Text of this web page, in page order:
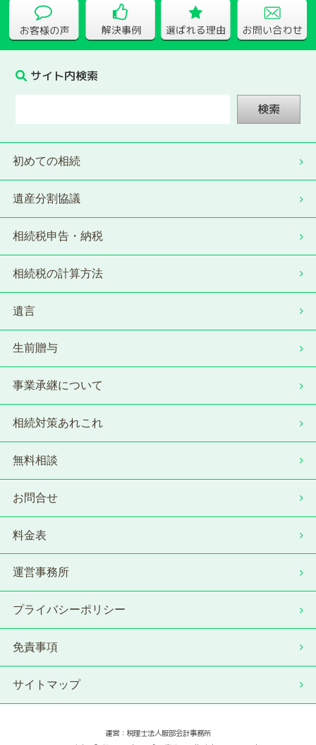
サイト内検索
検索
初めての相続
遺産分割協議
相続税申告・納税
相続税の計算方法
遺言
生前贈与
事業承継について
相続対策あれこれ
無料相談
お問合せ
料金表
運営事務所
プライバシーポリシー
免責事項
サイトマップ
運営：税理士法人服部会計事務所